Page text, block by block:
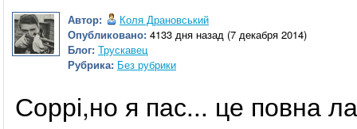
Автор:
Коля Драновський
Опубликовано: 4133 дня назад (7 декабря 2014)
Блог: Трускавец
Рубрика: Без рубрики
Соррі,но я пас... це повна